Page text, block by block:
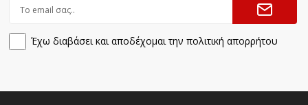
Έχω διαβάσει και αποδέχομαι την πολιτική απορρήτου